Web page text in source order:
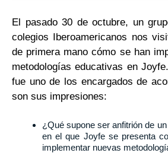
El pasado 30 de octubre, un
colegios Iberoamericanos nos
de primera mano cómo se han
metodologías educativas en
fue uno de los encargados de
son sus impresiones:
¿Qué supone ser anfitrión de
en el que Joyfe se presenta
implementar nuevas